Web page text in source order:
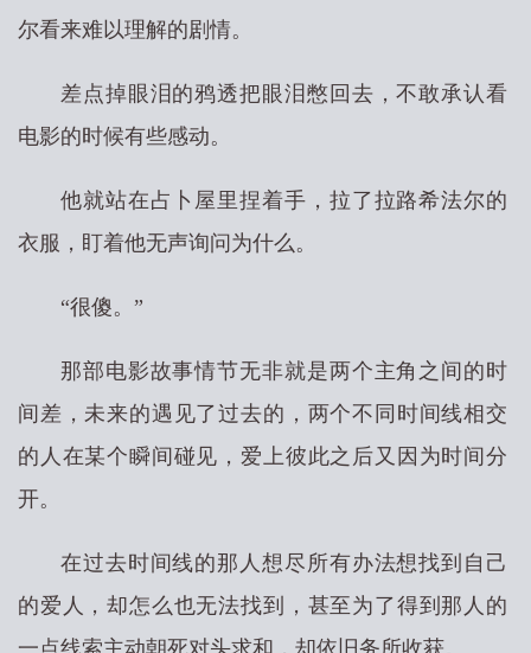
尔看来难以理解的剧情。
差点掉眼泪的鸦透把眼泪憋回去，不敢承认看
电影的时候有些感动。
他就站在占卜屋里捏着手，拉了拉路希法尔的
衣服，盯着他无声询问为什么。
“很傻。”
那部电影故事情节无非就是两个主角之间的时
间差，未来的遇见了过去的，两个不同时间线相交
的人在某个瞬间碰见，爱上彼此之后又因为时间分
开。
在过去时间线的那人想尽所有办法想找到自己
的爱人，却怎么也无法找到，甚至为了得到那人的
一点线索主动朝死对头求和，却依旧务所收获。